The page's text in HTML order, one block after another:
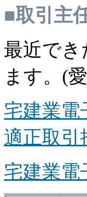
■取引主
最近で
ます。(
宅建業
適正取引
宅建業